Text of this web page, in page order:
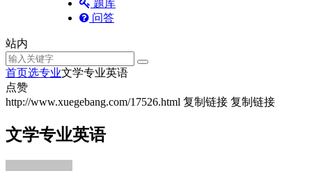
题库
问答
站内
首页选专业文学专业英语
点赞
http://www.xuegebang.com/17526.html 复制链接 复制链接
文学专业英语